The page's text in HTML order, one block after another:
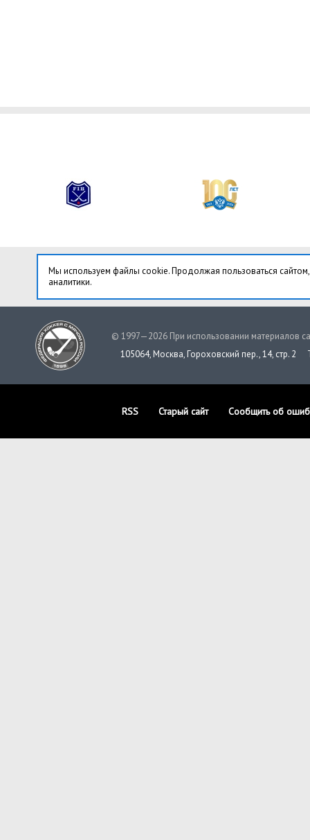
Мы используем файлы cookie. Продолжая пользоваться
аналитики.
© 1997—2026 При использовании материалов
105064, Москва, Гороховский пер., 14, стр. 2
RSS Старый сайт Сообщить об